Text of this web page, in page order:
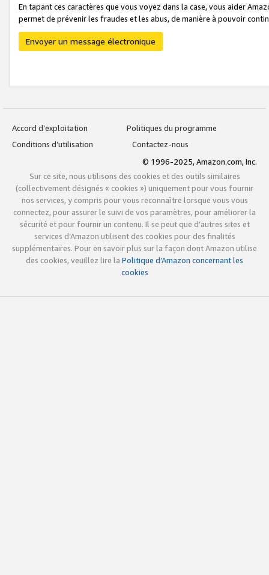
En tapant ces caractères que vous voyez dans la case, vous aider
permet de prévenir les fraudes et les abus, de manière à pouvoir
Envoyer un message électronique
Accord d’exploitation
Politiques du programme
Conditions d’utilisation
Contactez-nous
© 1996-2025, Amazon.com, Inc.
Sur ce site, nous utilisons des cookies et des outils similaires
(collectivement désignés « cookies ») uniquement pour vous fournir
nos services, y compris pour vous reconnaître lorsque vous vous
connectez, pour assurer le suivi de vos paramètres, pour améliorer la
sécurité et pour fournir un contenu. Il se peut que d’autres sites et
services d’Amazon utilisent des cookies pour des finalités
supplémentaires. Pour en savoir plus sur la façon dont Amazon utilise
des cookies, veuillez lire la Politique d’Amazon concernant les
cookies